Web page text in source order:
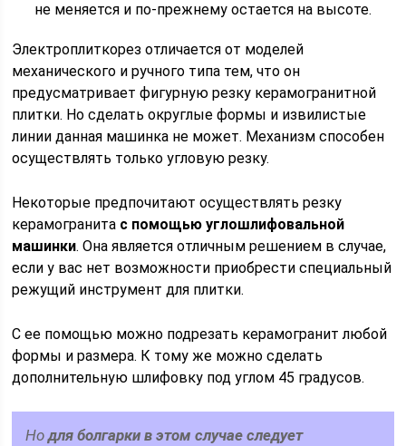
не меняется и по-прежнему остается на высоте.
Электроплиткорез отличается от моделей
механического и ручного типа тем, что он
предусматривает фигурную резку керамогранитной
плитки. Но сделать округлые формы и извилистые
линии данная машинка не может. Механизм способен
осуществлять только угловую резку.
Некоторые предпочитают осуществлять резку
керамогранита с помощью углошлифовальной
машинки. Она является отличным решением в случае,
если у вас нет возможности приобрести специальный
режущий инструмент для плитки.
С ее помощью можно подрезать керамогранит любой
формы и размера. К тому же можно сделать
дополнительную шлифовку под углом 45 градусов.
Нодля болгарки в этом случае следует